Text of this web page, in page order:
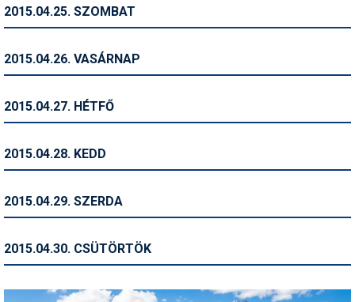
Történelem
Utazási tippek
2015.04.25. SZOMBAT
2015.04.26. VASÁRNAP
2015.04.27. HÉTFŐ
2015.04.28. KEDD
2015.04.29. SZERDA
2015.04.30. CSÜTÖRTÖK